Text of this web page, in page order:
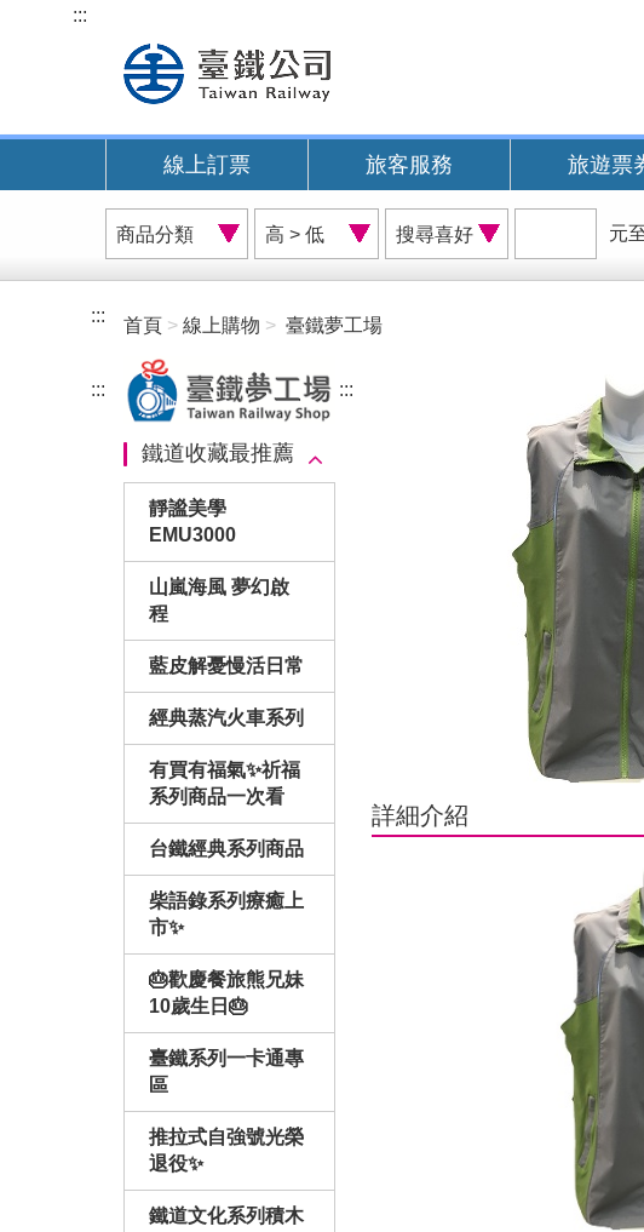
內
:::
線上訂票 旅客服務 旅遊票
商
品
分
價
格
排
搜
尋
喜
位
元
::: 首頁 線上購物 臺鐵夢工場
:::
鐵道收藏最推薦
靜謐美學
EMU3000
山嵐海風 夢幻啟
程
藍皮解憂慢活日常
經典蒸汽火車系列
有買有福氣✨祈福
系列商品一次看
台鐵經典系列商品
柴語錄系列療癒上
市✨
🎂歡慶餐旅熊兄妹
10歲生日🎂
臺鐵系列一卡通專
區
推拉式自強號光榮
退役✨
鐵道文化系列積木
:::
詳細介紹